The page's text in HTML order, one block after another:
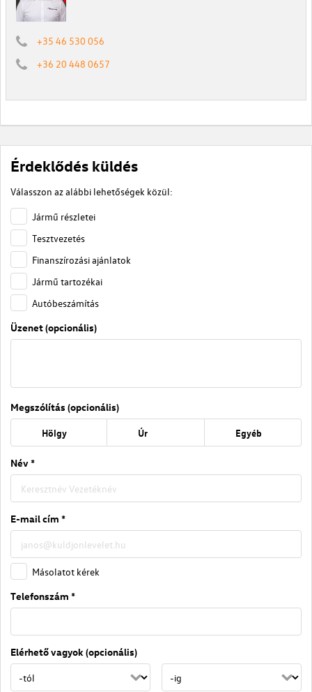
+35 46 530 056
+36 20 448 0657
Érdeklődés küldés
Válasszon az alábbi lehetőségek közül:
Jármű részletei
Tesztvezetés
Finanszírozási ajánlatok
Jármű tartozékai
Autóbeszámítás
Üzenet (opcionális)
Megszólítás (opcionális)
Hölgy Úr Egyéb
Név *
E-mail cím *
Másolatot kérek
Telefonszám *
Elérhető vagyok (opcionális)